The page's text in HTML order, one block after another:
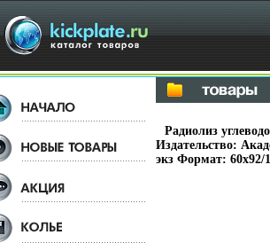
Радиолиз
Издательство:
экз Формат: 60x92/